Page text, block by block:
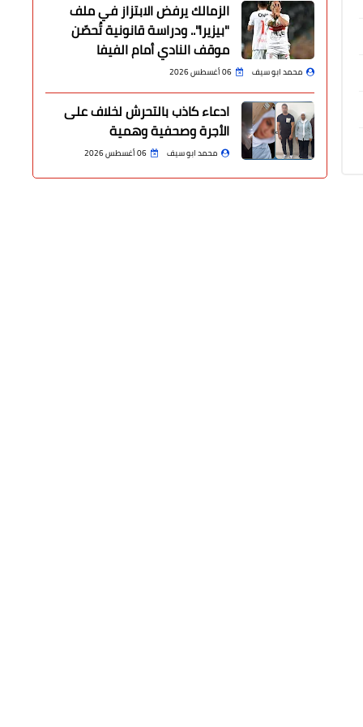
الزمالك يرفض الابتزاز في ملف
"بيزيرا".. ودراسة قانونية تُحصّن
موقف النادي أمام الفيفا
محمد ابو سيف 06 أغسطس 2026
ادعاء كاذب بالتحرش لخلاف على
الأجرة وصحفية وهمية
محمد ابو سيف 06 أغسطس 2026